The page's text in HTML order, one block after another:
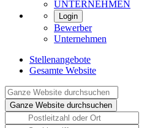
UNTERNEHMEN
Login
Bewerber
Unternehmen
Stellenangebote
Gesamte Website